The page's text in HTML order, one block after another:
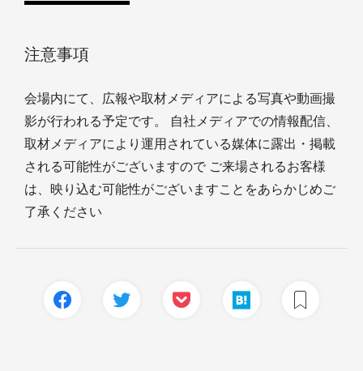
注意事項
会場内にて、広報や取材メディアによる写真や動画撮
影が行われる予定です。 自社メディアでの情報配信、
取材メディアにより運用されている媒体に露出・掲載
される可能性がございますので ご来場されるお客様
は、映り込む可能性がございますことをあらかじめご
了承ください